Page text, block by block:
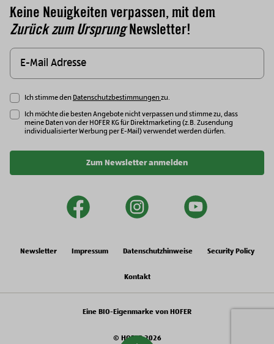
Keine Neuigkeiten verpassen, mit dem
Zurück zum UrsprungNewsletter!
Ich stimme den Datenschutzbestimmungenzu.
Ich möchte die besten Angebote nicht verpassen und stimme zu, dass
meine Daten von der HOFER KG für Direktmarketing (z.B. Zusendung
individualisierter Werbung per E-Mail) verwendet werden dürfen.
Zum Newsletter anmelden
facebookinstagram
Newsletter Impressum Datenschutzhinweise Security Policy
Kontakt
Eine BIO-Eigenmarke von HOFER
© HOFER 2026